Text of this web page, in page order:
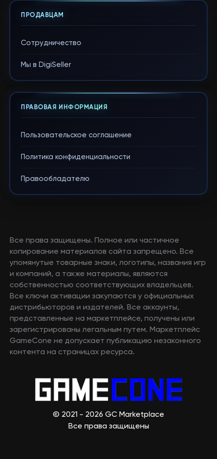
ПРОДАВЦАМ
Сотрудничество
Мы в DigiSeller
ПРАВОВАЯ ИНФОРМАЦИЯ
Пользовательское соглашение
Политика конфиденциальности
Правообладателю
Все права защищены. Полное или частичное
копирование материалов сайта запрещено. Все
упомянутые товарные знаки, логотипы, названия игр
и компаний, а также материалы, являются
собственностью соответствующих владельцев.
Все ключи активации закупаются у официальных
дистрибьюторов и издателей. Все аккаунты,
представленные на маркетплейсе, получены или
зарегистрированы легальным путем. Маркетплейс
GameCone не допускает публикацию незаконного
контента на страницах ресурса.
© 2021 - 2026 GC Marketplace
Все права защищены